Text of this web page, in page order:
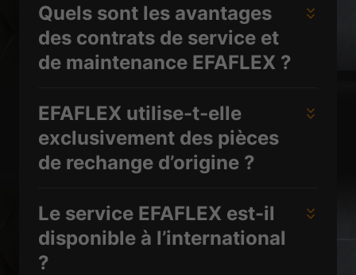
Quels sont les avantages
des contrats de service et
de maintenance EFAFLEX ?
EFAFLEX utilise-t-elle
exclusivement des pièces
de rechange d’origine ?
Le service EFAFLEX est-il
disponible à l’international
?